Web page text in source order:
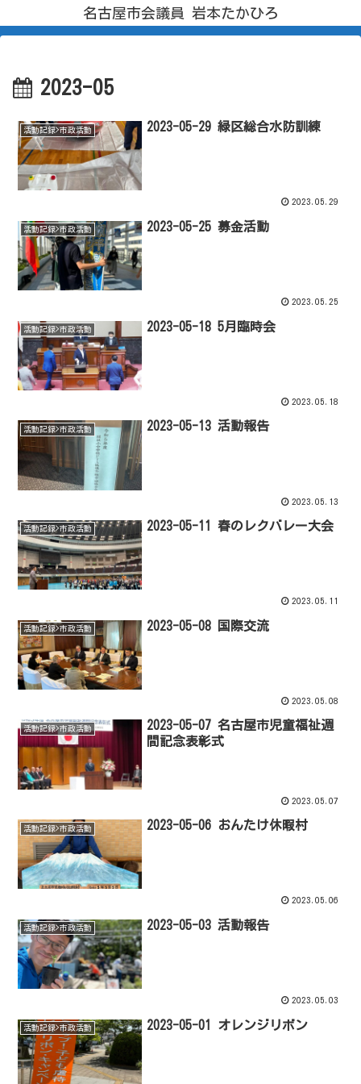
名古屋市会議員 岩本たかひろ
2023-05
活動記録>市政活動 2023-05-29 緑区総合水防訓練
2023.05.29
活動記録>市政活動 2023-05-25 募金活動
2023.05.25
活動記録>市政活動 2023-05-18 5月臨時会
2023.05.18
活動記録>市政活動 2023-05-13 活動報告
2023.05.13
活動記録>市政活動 2023-05-11 春のレクバレー大会
2023.05.11
活動記録>市政活動 2023-05-08 国際交流
2023.05.08
活動記録>市政活動
2023-05-07 名古屋市児童福祉週
間記念表彰式
2023.05.07
活動記録>市政活動 2023-05-06 おんたけ休暇村
2023.05.06
活動記録>市政活動 2023-05-03 活動報告
2023.05.03
活動記録>市政活動 2023-05-01 オレンジリボン